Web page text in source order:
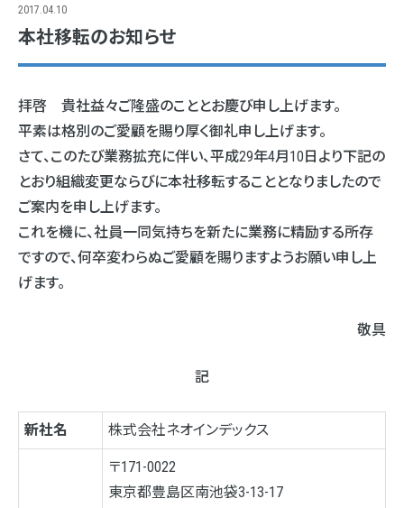
2017.04.10
本社移転のお知らせ
拝啓 貴社益々ご隆盛のこととお慶び申し上げます。
平素は格別のご愛顧を賜り厚く御礼申し上げます。
さて、このたび業務拡充に伴い、平成29年4月10日より下記の
とおり組織変更ならびに本社移転することとなりましたので
ご案内を申し上げます。
これを機に、社員一同気持ちを新たに業務に精励する所存
ですので、何卒変わらぬご愛顧を賜りますようお願い申し上
げます。
敬具
記
新社名 株式会社ネオインデックス
〒171-0022
東京都豊島区南池袋3-13-17